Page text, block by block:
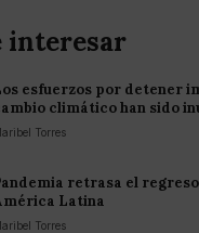
interesar
esfuerzos por detener
climático han sido
Torres
retrasa el
Latina
Torres